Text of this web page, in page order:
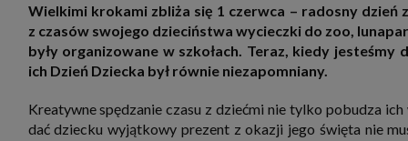
Na
Wielkimi krokami zbliża się 1 czerwca – radosny
z czasów swojego dzieciństwa wycieczki do zoo,
były organizowane w szkołach. Teraz, kiedy
ich Dzień Dziecka był równie niezapomniany.
Kreatywne spędzanie czasu z dziećmi nie tylko pobudza
dać dziecku wyjątkowy prezent z okazji jego święta nie